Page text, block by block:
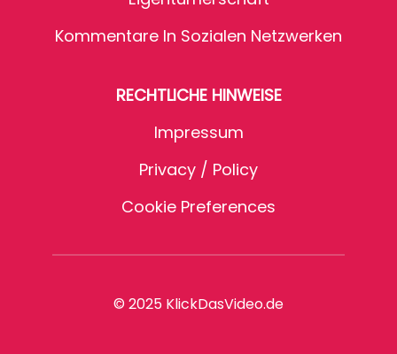
Kommentare In Sozialen Netzwerken
RECHTLICHE HINWEISE
Impressum
Privacy / Policy
Cookie Preferences
© 2025 KlickDasVideo.de